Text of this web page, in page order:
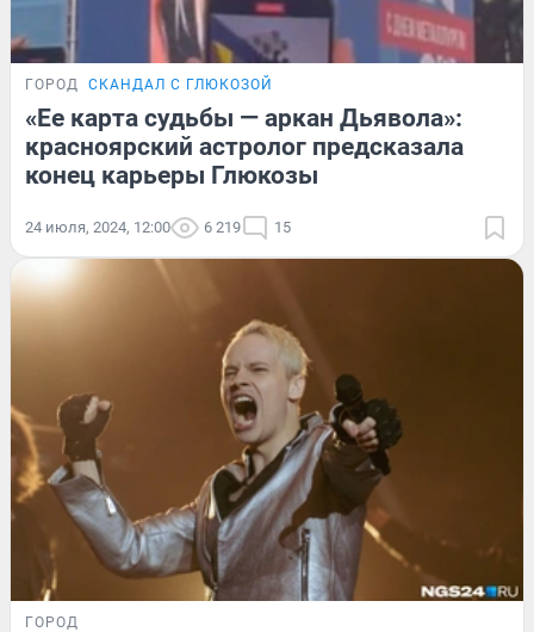
ГОРОД СКАНДАЛ С ГЛЮКОЗОЙ
«Ее карта судьбы — аркан Дьявола»:
красноярский астролог предсказала
конец карьеры Глюкозы
24 июля, 2024, 12:00 6 219 15
ГОРОД